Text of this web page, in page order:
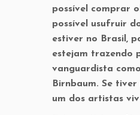
possível comprar
possível usufruir
estiver no Brasil,
estejam trazendo
vanguardista
Birnbaum. Se
um dos artistas